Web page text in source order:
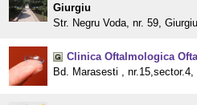
Giurgiu
Str. Negru Voda, nr. 59,
Clinica Oftalmologica
Bd. Marasesti ,